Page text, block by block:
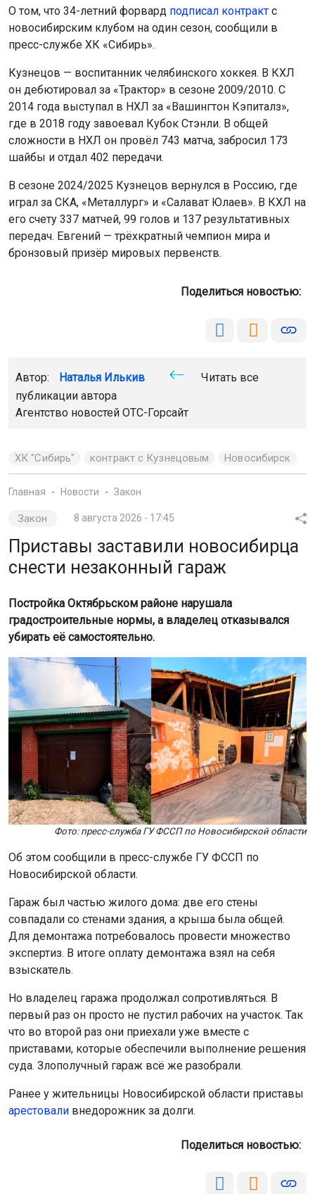
О том, что 34-летний форвард подписал контракт с
новосибирским клубом на один сезон, сообщили в
пресс-службе ХК «Сибирь».
Кузнецов — воспитанник челябинского хоккея. В КХЛ
он дебютировал за «Трактор» в сезоне 2009/2010. С
2014 года выступал в НХЛ за «Вашингтон Кэпиталз»,
где в 2018 году завоевал Кубок Стэнли. В общей
сложности в НХЛ он провёл 743 матча, забросил 173
шайбы и отдал 402 передачи.
В сезоне 2024/2025 Кузнецов вернулся в Россию, где
играл за СКА, «Металлург» и «Салават Юлаев». В КХЛ на
его счету 337 матчей, 99 голов и 137 результативных
передач. Евгений — трёхкратный чемпион мира и
бронзовый призёр мировых первенств.
Поделиться новостью:
Автор: Наталья Илькив
Читать все
публикации автора
Агентство новостей ОТС-Горсайт
ХК "Сибирь" контракт с Кузнецовым Новосибирск
Главная Новости Закон
Закон 8 августа 2026 - 17:45
Приставы заставили новосибирца
снести незаконный гараж
Постройка Октябрьском районе нарушала
градостроительные нормы, а владелец отказывался
убирать её самостоятельно.
Фото: пресс-служба ГУ ФССП по Новосибирской области
Об этом сообщили в пресс-службе ГУ ФССП по
Новосибирской области.
Гараж был частью жилого дома: две его стены
совпадали со стенами здания, а крыша была общей.
Для демонтажа потребовалось провести множество
экспертиз. В итоге оплату демонтажа взял на себя
взыскатель.
Но владелец гаража продолжал сопротивляться. В
первый раз он просто не пустил рабочих на участок. Так
что во второй раз они приехали уже вместе с
приставами, которые обеспечили выполнение решения
суда. Злополучный гараж всё же разобрали.
Ранее у жительницы Новосибирской области приставы
арестовали внедорожник за долги.
Поделиться новостью: